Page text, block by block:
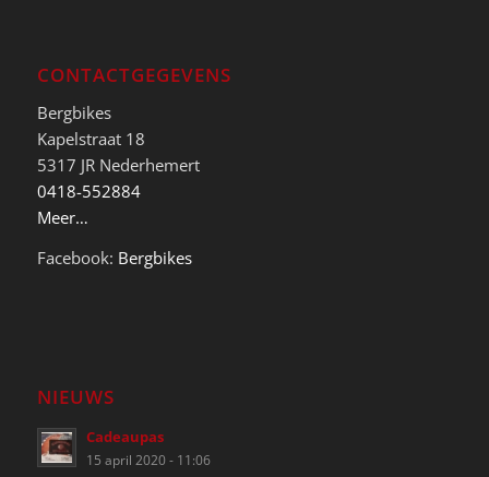
CONTACTGEGEVENS
Bergbikes
Kapelstraat 18
5317 JR Nederhemert
0418-552884
Meer…
Facebook: Bergbikes
NIEUWS
Cadeaupas
15 april 2020 - 11:06